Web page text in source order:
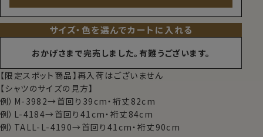
サイズ・色を選んでカートに入れる
おかげさまで完売しました。有難うございます。
【限定スポット商品】再入荷はございません
【シャツのサイズの見方】
例）M-3982→首回り39cm・裄丈82cm
例）L-4184→首回り41cm・裄丈84cm
例）TALL-L-4190→首回り41cm・裄丈90cm